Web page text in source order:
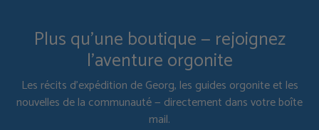
Plus qu'une boutique — rejoignez
l'aventure orgonite
Les récits d'expédition de Georg, les guides orgonite et les
nouvelles de la communauté — directement dans votre boîte
mail.